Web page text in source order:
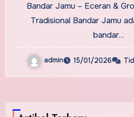
Bandar Jamu – Eceran &
Tradisional Bandar Jamu
bandar…
admin 15/01/2026